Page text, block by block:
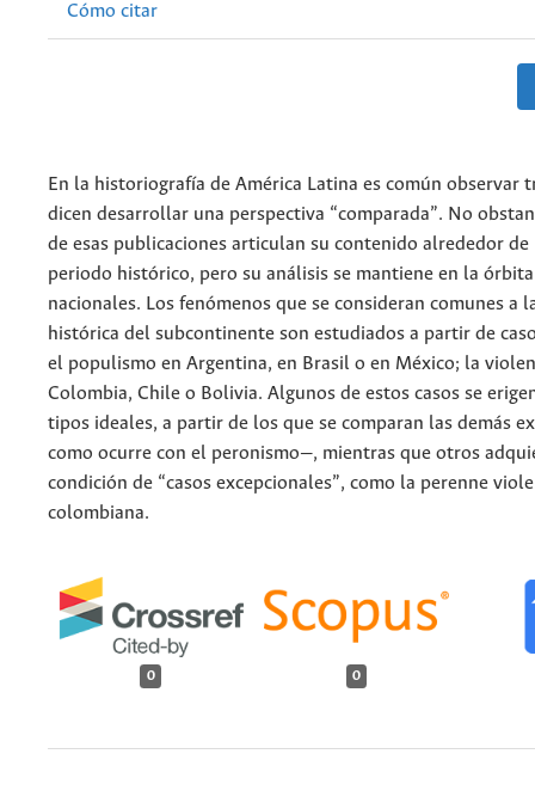
Cómo citar
En la historiografía de América Latina es común observar
dicen desarrollar una perspectiva “comparada”. No
de esas publicaciones articulan su contenido alrededor de
periodo histórico, pero su análisis se mantiene en la
nacionales. Los fenómenos que se consideran comunes a
histórica del subcontinente son estudiados a partir de
el populismo en Argentina, en Brasil o en México; la
Colombia, Chile o Bolivia. Algunos de estos casos se
tipos ideales, a partir de los que se comparan las demás
como ocurre con el peronismo—, mientras que otros
condición de “casos excepcionales”, como la perenne
colombiana.
0 0